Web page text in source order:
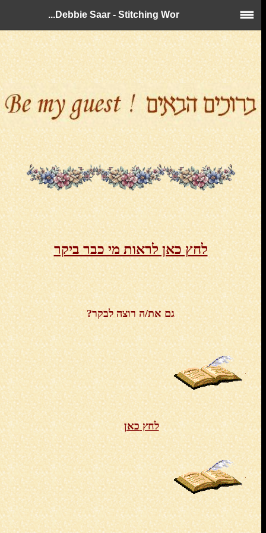
Debbie Saar - Stitching Wor...
לחץ כאן לראות מי כבר ביקר
גם את/ה רוצה לבקר?
לחץכאן